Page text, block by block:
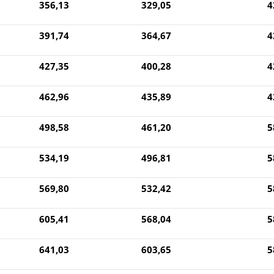
356,13 329,05
391,74 364,67
427,35 400,28
462,96 435,89
498,58 461,20
534,19 496,81
569,80 532,42
605,41 568,04
641,03 603,65